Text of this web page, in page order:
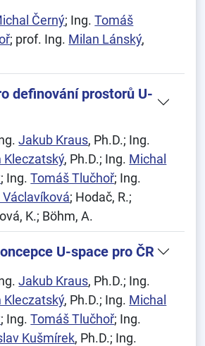
Černý; Ing.Tomáš
; prof. Ing. Milan Lánský,
definování prostorů U-
Jakub Kraus, Ph.D.; Ing.
Kleczatský, Ph.D.; Ing. Michal
; Ing.Tomáš Tlučhoř; Ing.
Václavíková; Hodač, R.;
K.; Böhm, A.
U-space pro ČR
Jakub Kraus, Ph.D.; Ing.
Kleczatský, Ph.D.; Ing. Michal
; Ing.Tomáš Tlučhoř; Ing.
Kušmírek, Ph.D.; Ing.